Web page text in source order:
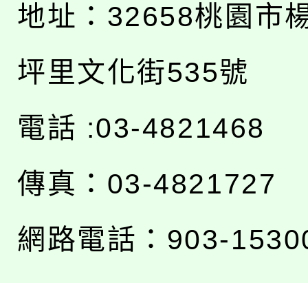
地址： 32658桃園市
坪里文化街535號
電話 :03-4821468
傳真：03-4821727
網路電話：903-